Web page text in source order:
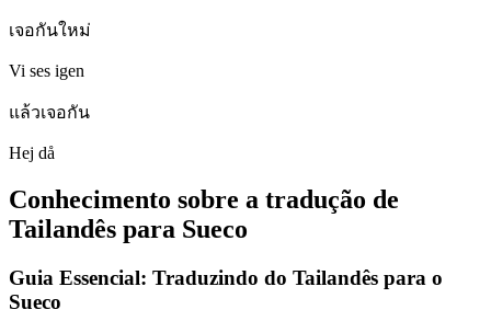
เจอกันใหม่
Vi ses igen
แล้วเจอกัน
Hej då
Conhecimento sobre a tradução de
Tailandês para Sueco
Guia Essencial: Traduzindo do Tailandês para o
Sueco